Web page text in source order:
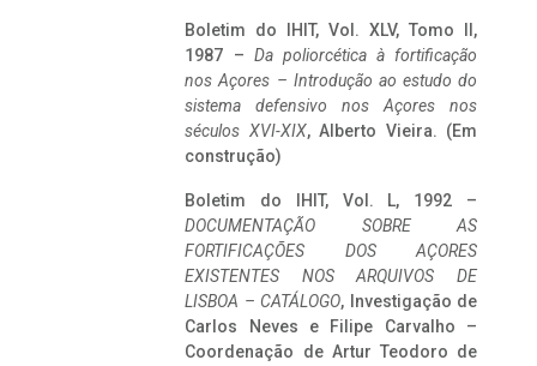
Boletim do IHIT, Vol. XLV, Tomo II,
1987 – Da poliorcética à fortificação
nos Açores – Introdução ao estudo do
sistema defensivo nos Açores nos
séculos XVI-XIX, Alberto Vieira. (Em
construção)
Boletim do IHIT, Vol. L, 1992 –
DOCUMENTAÇÃO SOBRE AS
FORTIFICAÇÕES DOS AÇORES
EXISTENTES NOS ARQUIVOS DE
LISBOA – CATÁLOGO, Investigação de
Carlos Neves e Filipe Carvalho –
Coordenação de Artur Teodoro de